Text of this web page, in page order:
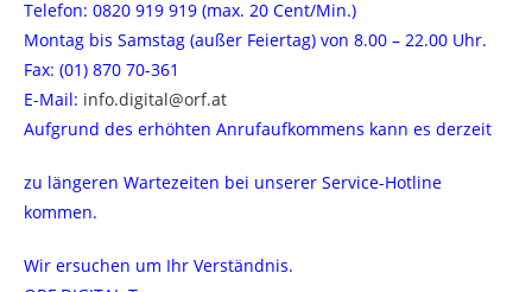
Telefon: 0820 919 919 (max. 20 Cent/Min.)
Montag bis Samstag (außer Feiertag) von 8.00 – 22.00 Uhr.
Fax: (01) 870 70-361
E-Mail: info.digital@orf.at
Aufgrund des erhöhten Anrufaufkommens kann es derzeit
zu längeren Wartezeiten bei unserer Service-Hotline
kommen.
Wir ersuchen um Ihr Verständnis.